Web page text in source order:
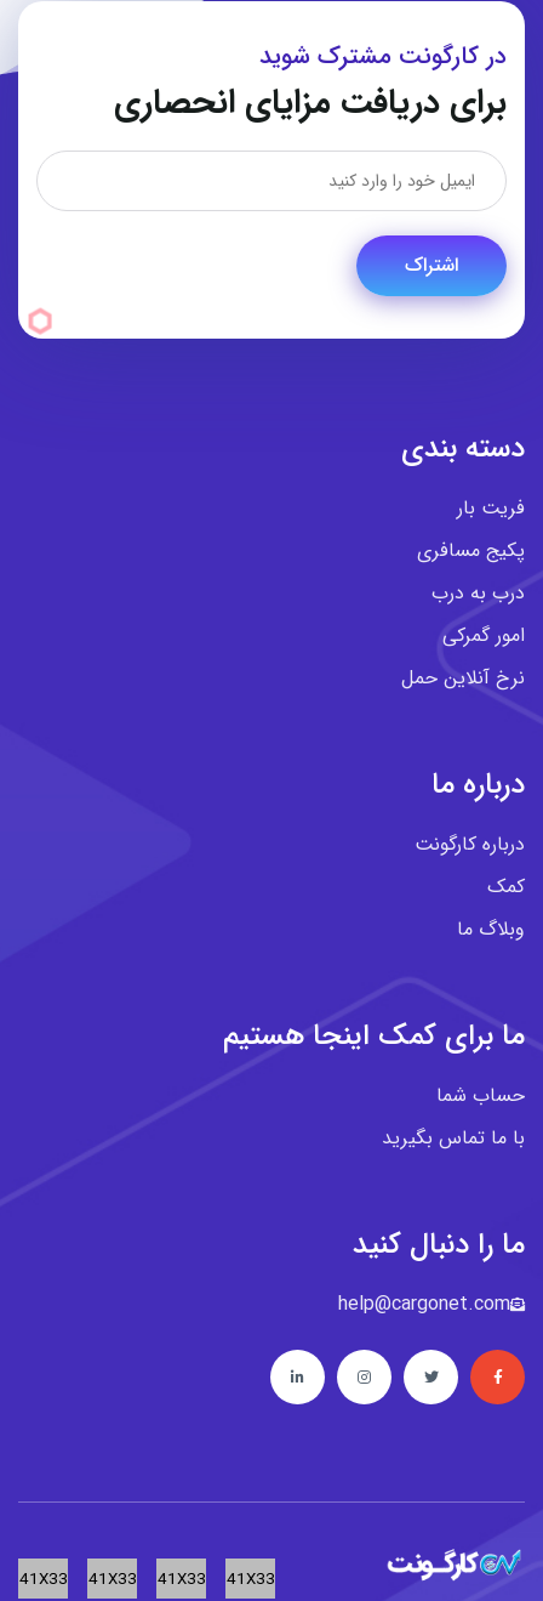
در کارگونت مشترک شوید
برای دریافت مزایای انحصاری
اشتراک
دسته بندی
فریت بار
پکیج مسافری
درب به درب
امور گمرکی
نرخ آنلاین حمل
درباره ما
درباره کارگونت
کمک
وبلاگ ما
ما برای کمک اینجا هستیم
حساب شما
با ما تماس بگیرید
ما را دنبال کنید
help@cargonet.com